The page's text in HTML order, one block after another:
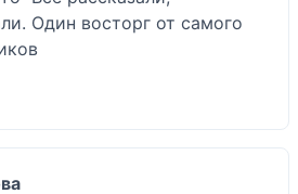
Один восторг от самого